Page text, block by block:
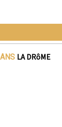
LA DRôME